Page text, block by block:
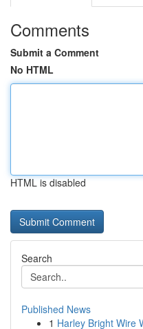
Comments
Submit a Comment
No HTML
HTML is disabled
Search
Published News
1 Harley Bright Wire